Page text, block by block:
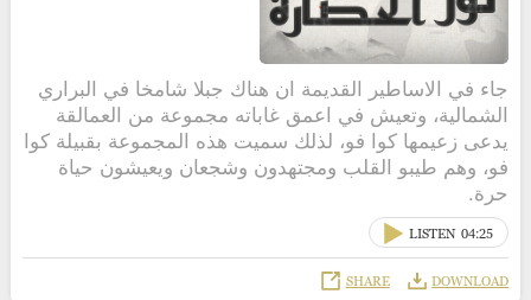
جاء في الاساطير القديمة ان هناك جبلا شامخا في البراري
الشمالية، وتعيش في اعمق غاباته مجموعة من العمالقة
يدعى زعيمها كوا فو، لذلك سميت هذه المجموعة بقبيلة كوا
فو، وهم طيبو القلب ومجتهدون وشجعان ويعيشون حياة
حرة.
LISTEN 04:25
DOWNLOAD
SHARE